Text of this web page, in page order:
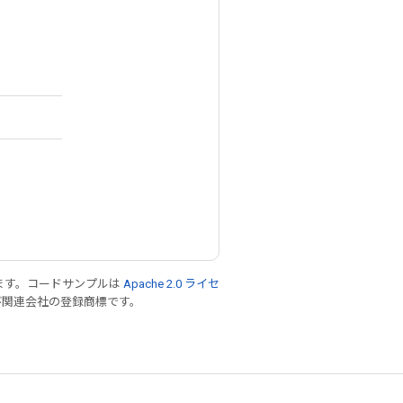
。コードサンプルは Apache 2.0 ライセ
連会社の登録商標です。